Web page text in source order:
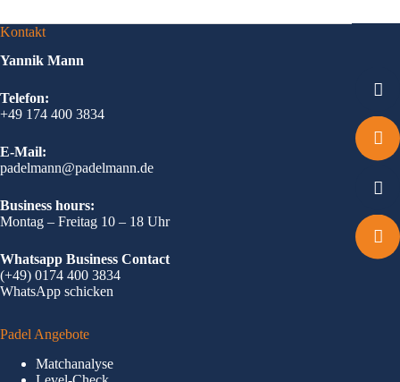
Kontakt
Yannik Mann
Telefon:
+49 174 400 3834
E-Mail:
padelmann@padelmann.de
Business hours:
Montag – Freitag 10 – 18 Uhr
Whatsapp Business Contact
(+49) 0174 400 3834
WhatsApp schicken
Padel Angebote
Matchanalyse